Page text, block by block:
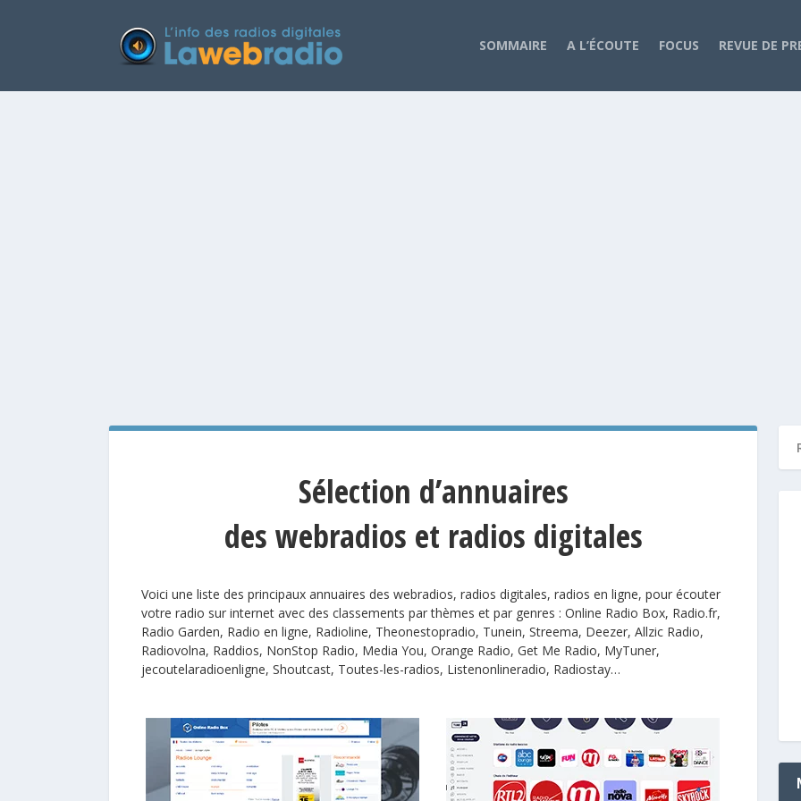
SOMMAIRE A L’ÉCOUTE FOCUS REVUE DE
Sélection d’annuaires
des webradios et radios digitales
Voici une liste des principaux annuaires des webradios, radios digitales, radios en ligne, pour écouter
votre radio sur internet avec des classements par thèmes et par genres :Online Radio Box, Radio.fr,
Radio Garden, Radio en ligne, Radioline, Theonestopradio, Tunein, Streema, Deezer, Allzic Radio,
Radiovolna, Raddios, NonStop Radio, Media You, Orange Radio, Get Me Radio, MyTuner,
jecoutelaradioenligne,Shoutcast, Toutes-les-radios, Listenonlineradio, Radiostay…